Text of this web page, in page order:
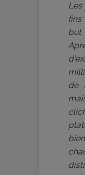
but
de